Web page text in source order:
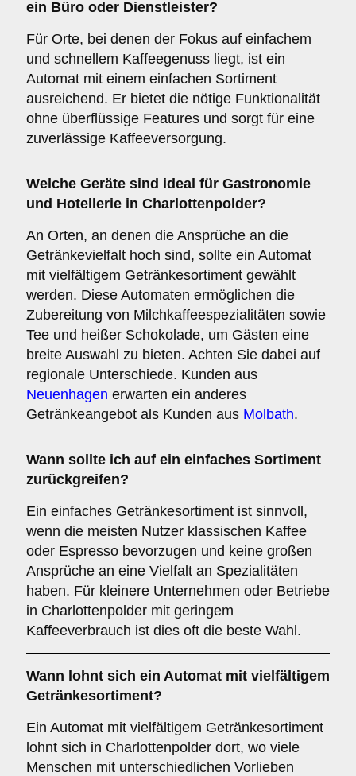
ein Büro oder Dienstleister?
Für Orte, bei denen der Fokus auf einfachem
und schnellem Kaffeegenuss liegt, ist ein
Automat mit einem einfachen Sortiment
ausreichend. Er bietet die nötige Funktionalität
ohne überflüssige Features und sorgt für eine
zuverlässige Kaffeeversorgung.
Welche Geräte sind ideal für Gastronomie
und Hotellerie in Charlottenpolder?
An Orten, an denen die Ansprüche an die
Getränkevielfalt hoch sind, sollte ein Automat
mit vielfältigem Getränkesortiment gewählt
werden. Diese Automaten ermöglichen die
Zubereitung von Milchkaffeespezialitäten sowie
Tee und heißer Schokolade, um Gästen eine
breite Auswahl zu bieten. Achten Sie dabei auf
regionale Unterschiede. Kunden aus
Neuenhagen erwarten ein anderes
Getränkeangebot als Kunden aus Molbath.
Wann sollte ich auf ein einfaches Sortiment
zurückgreifen?
Ein einfaches Getränkesortiment ist sinnvoll,
wenn die meisten Nutzer klassischen Kaffee
oder Espresso bevorzugen und keine großen
Ansprüche an eine Vielfalt an Spezialitäten
haben. Für kleinere Unternehmen oder Betriebe
in Charlottenpolder mit geringem
Kaffeeverbrauch ist dies oft die beste Wahl.
Wann lohnt sich ein Automat mit vielfältigem
Getränkesortiment?
Ein Automat mit vielfältigem Getränkesortiment
lohnt sich in Charlottenpolder dort, wo viele
Menschen mit unterschiedlichen Vorlieben